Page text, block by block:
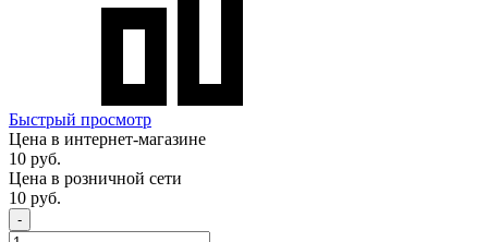
Быстрый просмотр
Цена в интернет-магазине
10 руб.
Цена в розничной сети
10 руб.
-